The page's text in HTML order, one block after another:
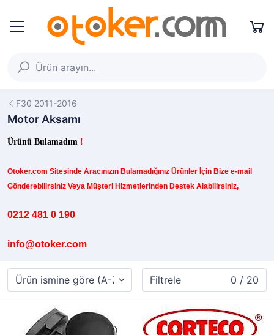
F30 2011-2016
Motor Aksamı
Ürünü Bulamadım !
Otoker.com Sitesinde Aracınızın Bulamadığınız Ürünler İçin Bize e-mail
Gönderebilirsiniz Veya Müşteri Hizmetlerinden Destek Alabilirsiniz,
0212 481 0 190
info@otoker.com
Filtrele 0 / 20